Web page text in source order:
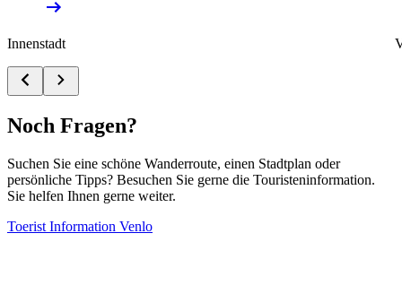
Innenstadt
Noch Fragen?
Suchen Sie eine schöne Wanderroute, einen Stadtplan oder
persönliche Tipps? Besuchen Sie gerne die Touristeninformation.
Sie helfen Ihnen gerne weiter.
Toerist Information Venlo